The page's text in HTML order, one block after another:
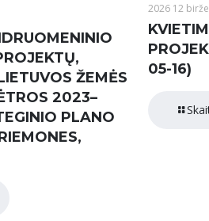
ŽEMĖS
2023–
PLANO
2026 12
05-16)